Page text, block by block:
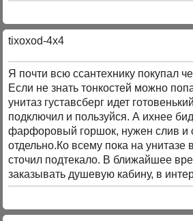
tixoxod-4x4
Я почти всю ссантехнику покупал
Если не знать тонкостей можно
унитаз густавсберг идет
подключил и пользуйся. А ихнее
фарфоровый горшок, нужен слив и
отдельно.Ко всему пока на унитазе
сточил подтекало. В ближайшее
заказывать душевую кабину, в